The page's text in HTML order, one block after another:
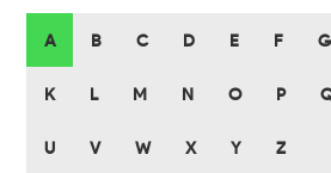
A B C D E F G
K L M N O P
U V W X Y Z